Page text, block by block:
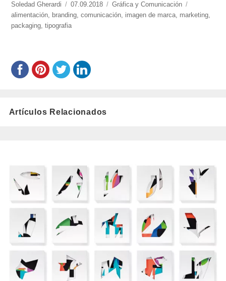
https://www.experimenta.es/author/soledad-
gherardi/
Soledad Gherardi
Publicado
el
07.09.2018 Categorías
Gráfica y Comunicación
alimentación, branding,comunicación, imagen de marca, marketing,
packaging,tipografia
Artículos Relacionados